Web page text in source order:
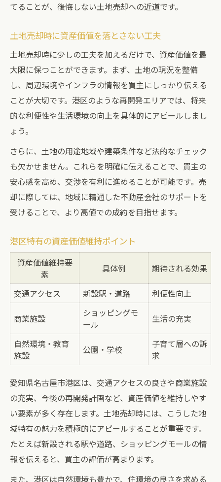
てることが、後悔しない土地売却への近道です。
土地売却時に資産価値を落とさない工夫
土地売却時に少しの工夫を加えるだけで、資産価値を最
大限に保つことができます。まず、土地の現況を整備
し、周辺環境やインフラの情報を買主にしっかり伝える
ことが大切です。港区のような再開発エリアでは、将来
的な利便性や生活環境の向上を具体的にアピールしまし
ょう。
さらに、土地の用途地域や建築条件など法的なチェック
も欠かせません。これらを明確に伝えることで、買主の
安心感を高め、交渉を有利に進めることが可能です。売
却に際しては、地域に精通した不動産会社のサポートを
受けることで、より高値での成約を目指せます。
港区特有の資産価値維持ポイント
資産価値維持要
素
具体例 期待される効果
交通アクセス 新設駅・道路 利便性向上
商業施設
ショッピングモ
ール
生活の充実
自然環境・教育
施設
公園・学校
子育て層への訴
求
愛知県名古屋市港区は、交通アクセスの良さや商業施設
の充実、今後の再開発計画など、資産価値を維持しやす
い要素が多く存在します。土地売却時には、こうした地
域特有の魅力を積極的にアピールすることが重要です。
たとえば新設される駅や道路、ショッピングモールの情
報を伝えると、買主の評価が高まります。
また、港区は自然環境も豊かで、住環境の良さを求める